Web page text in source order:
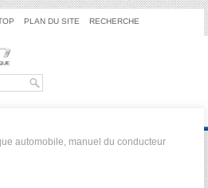
PLAN DU SITE RECHERCHE
automobile, manuel du conducteur